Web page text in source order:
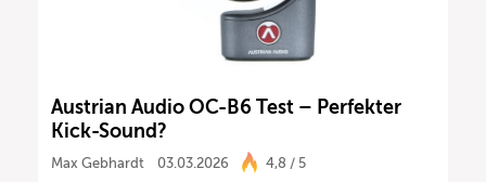
Austrian Audio OC-B6 Test – Perfekter
Kick-Sound?
Max Gebhardt 03.03.2026 4,8 / 5